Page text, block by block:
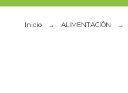
Inicio ALIMENTACIÓN